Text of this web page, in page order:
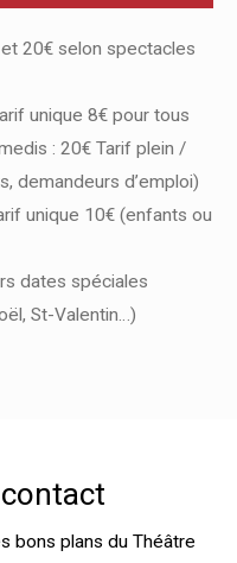
20€ selon spectacles
unique 8€ pour tous
: 20€ Tarif plein /
demandeurs d’emploi)
unique 10€ (enfants ou
dates spéciales
St-Valentin…)
bons plans du Théâtre